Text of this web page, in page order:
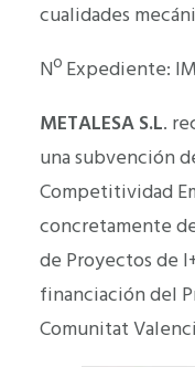
cualidades
Nº Expediente:
METALESA S.L.
una subvención
Competitividad
concretamente
de Proyectos de
financiación del
Comunitat